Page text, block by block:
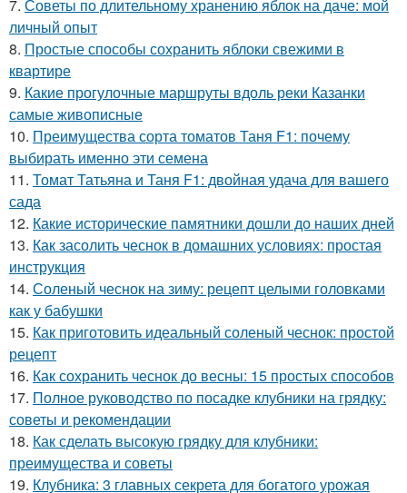
7. Советы по длительному хранению яблок на даче: мой
личный опыт
8. Простые способы сохранить яблоки свежими в
квартире
9. Какие прогулочные маршруты вдоль реки Казанки
самые живописные
10. Преимущества сорта томатов Таня F1: почему
выбирать именно эти семена
11. Томат Татьяна и Таня F1: двойная удача для вашего
сада
12. Какие исторические памятники дошли до наших дней
13. Как засолить чеснок в домашних условиях: простая
инструкция
14. Соленый чеснок на зиму: рецепт целыми головками
как у бабушки
15. Как приготовить идеальный соленый чеснок: простой
рецепт
16. Как сохранить чеснок до весны: 15 простых способов
17. Полное руководство по посадке клубники на грядку:
советы и рекомендации
18. Как сделать высокую грядку для клубники:
преимущества и советы
19. Клубника: 3 главных секрета для богатого урожая